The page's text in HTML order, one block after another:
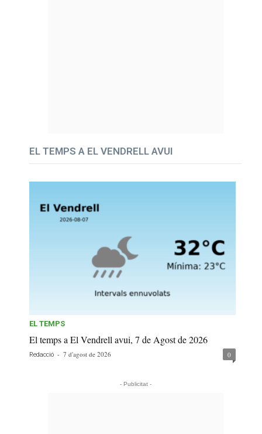
EL TEMPS A EL VENDRELL AVUI
EL TEMPS
El temps a El Vendrell avui, 7 de Agost de 2026
Redacció - 7 d'agost de 2026 0
- Publicitat -